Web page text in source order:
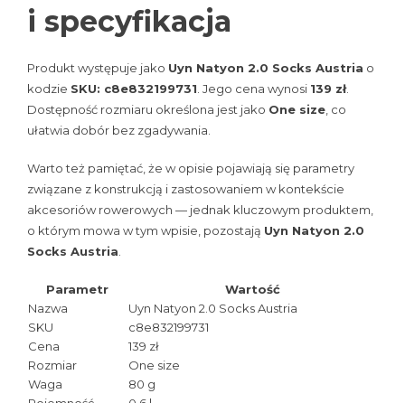
i specyfikacja
Produkt występuje jako Uyn Natyon 2.0 Socks Austria o
kodzie SKU: c8e832199731 . Jego cena wynosi 139 zł.
Dostępność rozmiaru określona jest jako One size , co
ułatwia dobór bez zgadywania.
Warto też pamiętać, że w opisie pojawiają się parametry
związane z konstrukcją i zastosowaniem w kontekście
akcesoriów rowerowych — jednak kluczowym produktem,
o którym mowa w tym wpisie, pozostają Uyn Natyon 2.0
Socks Austria.
Parametr
Wartość
Nazwa
Uyn Natyon 2.0 Socks Austria
SKU
c8e832199731
Cena
139 zł
Rozmiar
One size
Waga
80 g